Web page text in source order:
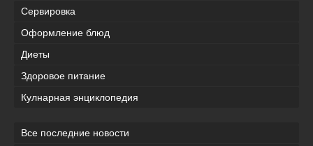
Сервировка
Оформление блюд
Диеты
Здоровое питание
Кулнарная энциклопедия
Все последние новости